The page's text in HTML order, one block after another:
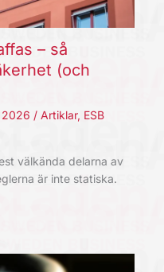
– så
(och
2026 / Artiklar, ESB
välkända delarna av
är inte statiska.